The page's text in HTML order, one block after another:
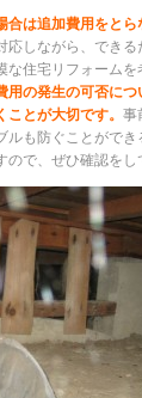
合は追加費用をと
応しながら、できる
な住宅リフォームを
用の発生の可否につ
とが大切です。 事
も防ぐことができ
で、ぜひ確認をし